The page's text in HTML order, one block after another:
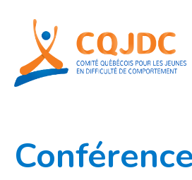
contenu